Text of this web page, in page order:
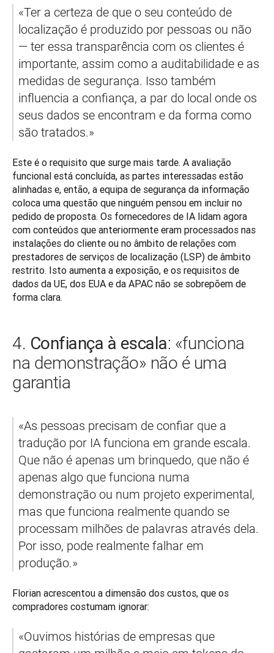
«Ter a certeza de que o seu conteúdo de
localização é produzido por pessoas ou não
— ter essa transparência com os clientes é
importante, assim como a auditabilidade e as
medidas de segurança. Isso também
influencia a confiança, a par do local onde os
seus dados se encontram e da forma como
são tratados.»
Este é o requisito que surge mais tarde. A avaliação
funcional está concluída, as partes interessadas estão
alinhadas e, então, a equipa de segurança da informação
coloca uma questão que ninguém pensou em incluir no
pedido de proposta. Os fornecedores de IA lidam agora
com conteúdos que anteriormente eram processados nas
instalações do cliente ou no âmbito de relações com
prestadores de serviços de localização (LSP) de âmbito
restrito. Isto aumenta a exposição, e os requisitos de
dados da UE, dos EUA e da APAC não se sobrepõem de
forma clara.
4. Confiança à escala: «funciona
na demonstração» não é uma
garantia
«As pessoas precisam de confiar que a
tradução por IA funciona em grande escala.
Que não é apenas um brinquedo, que não é
apenas algo que funciona numa
demonstração ou num projeto experimental,
mas que funciona realmente quando se
processam milhões de palavras através dela.
Por isso, pode realmente falhar em
produção.»
Florian acrescentou a dimensão dos custos, que os
compradores costumam ignorar:
«Ouvimos histórias de empresas que